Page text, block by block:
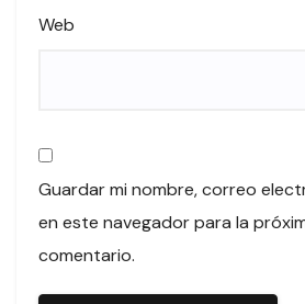
Web
Guardar mi nombre, correo
en este navegador para la
comentario.